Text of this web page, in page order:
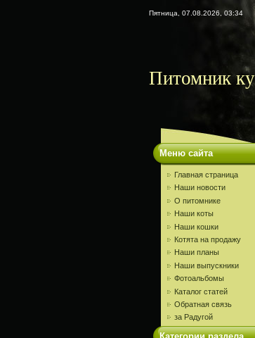
Пятница, 07.08.2026, 03:34
Питомник
Меню сайта
Главная страница
Наши новости
О питомнике
Наши коты
Наши кошки
Котята на продажу
Наши планы
Наши выпускники
Фотоальбомы
Каталог статей
Обратная связь
за Радугой